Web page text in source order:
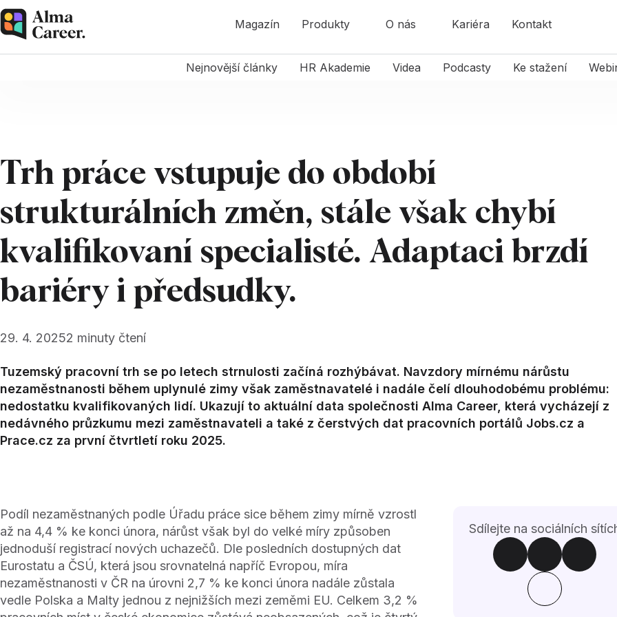
Magazín Produkty O nás Kariéra Kontakt
Nejnovější články HR Akademie Videa Podcasty Ke stažení
Trh práce vstupuje do období
strukturálních změn, stále však chybí
kvalifikovaní specialisté. Adaptaci brzdí
bariéry i předsudky.
29. 4. 20252 minuty čtení
Tuzemský pracovní trh se po letech strnulosti začíná rozhýbávat. Navzdory mírnému nárůstu
nezaměstnanosti během uplynulé zimy však zaměstnavatelé i nadále čelí dlouhodobému problému:
nedostatku kvalifikovaných lidí. Ukazují to aktuální data společnosti Alma Career, která vycházejí z
nedávného průzkumu mezi zaměstnavateli a také z čerstvých dat pracovních portálů Jobs.cz a
Prace.cz za první čtvrtletí roku 2025.
Podíl nezaměstnaných podle Úřadu práce sice během zimy mírně vzrostl
až na 4,4 % ke konci února, nárůst však byl do velké míry způsoben
jednoduší registrací nových uchazečů. Dle posledních dostupných dat
Eurostatu a ČSÚ, která jsou srovnatelná napříč Evropou, míra
nezaměstnanosti v ČR na úrovni 2,7 % ke konci února nadále zůstala
vedle Polska a Malty jednou z nejnižších mezi zeměmi EU. Celkem 3,2 %
Sdílejte na sociálních